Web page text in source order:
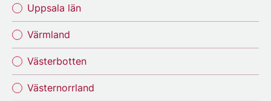
Uppsala län
Värmland
Västerbotten
Västernorrland